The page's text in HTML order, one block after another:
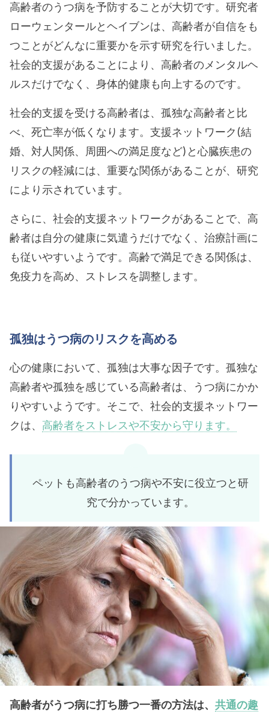
高齢者のうつ病を予防することが大切です。研究者
ローウェンタールとヘイブンは、高齢者が自信をも
つことがどんなに重要かを示す研究を行いました。
社会的支援があることにより、高齢者のメンタルヘ
ルスだけでなく、身体的健康も向上するのです。
社会的支援を受ける高齢者は、孤独な高齢者と比
べ、死亡率が低くなります。支援ネットワーク(結
婚、対人関係、周囲への満足度など)と心臓疾患の
リスクの軽減には、重要な関係があることが、研究
により示されています。
さらに、社会的支援ネットワークがあることで、高
齢者は自分の健康に気遣うだけでなく、治療計画に
も従いやすいようです。高齢で満足できる関係は、
免疫力を高め、ストレスを調整します。
孤独はうつ病のリスクを高める
心の健康において、孤独は大事な因子です。孤独な
高齢者や孤独を感じている高齢者は、うつ病にかか
りやすいようです。そこで、社会的支援ネットワー
クは、 高齢者をストレスや不安から守ります。
ペットも高齢者のうつ病や不安に役立つと研
究で分かっています。
高齢者がうつ病に打ち勝つ一番の方法は、 共通の趣